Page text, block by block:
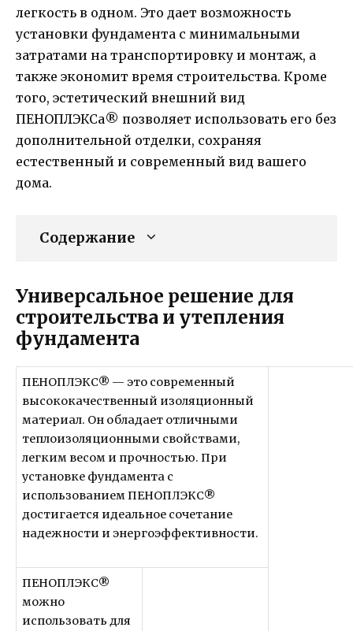
легкость в одном. Это дает возможность
установки фундамента с минимальными
затратами на транспортировку и монтаж, а
также экономит время строительства. Кроме
того, эстетический внешний вид
ПЕНОПЛЭКСа® позволяет использовать его без
дополнительной отделки, сохраняя
естественный и современный вид вашего
дома.
Содержание
Универсальное решение для
строительства и утепления
фундамента
ПЕНОПЛЭКС® — это современный
высококачественный изоляционный
материал. Он обладает отличными
теплоизоляционными свойствами,
легким весом и прочностью. При
установке фундамента с
использованием ПЕНОПЛЭКС®
достигается идеальное сочетание
надежности и энергоэффективности.
ПЕНОПЛЭКС®
можно
использовать для